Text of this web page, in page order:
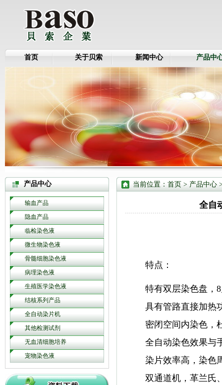
首页 关于贝索 新闻中心 产品中
产品中心
输血产品
隐血产品
临检染色液
微生物染色液
骨髓细胞染色液
病理染色液
生殖医学染色液
结核系列产品
全自动染片机
其他检测试剂
无血清细胞培养
宠物染色液
当前位置： 首页 > 产品中心
全自
特点：
特有双层染色盘，
具有管路直接加热
密闭空间内染色，
全自动染色效果与
染片效率高，染色
双通道机，革兰氏